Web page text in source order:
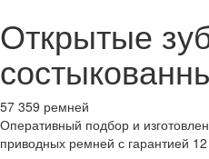
Открытые
57 359 ремней
Оперативный подбор и
приводных ремней с гарантией